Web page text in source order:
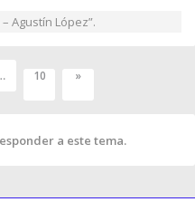
Agustín López”.
10 »
a este tema.